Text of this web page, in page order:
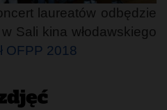
laureatów odbędzie
Sali kina włodawskiego
OFPP 2018